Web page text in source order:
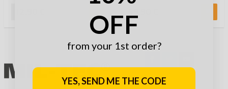
todella mukava…
OFF
from your 1st order?
YES, SEND ME THE CODE